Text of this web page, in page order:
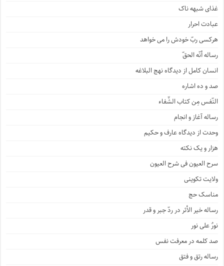
غذای شبهه ناک
عبادت احرار
هرکسی ربّ خودش را می خواهد
رساله أنّه الحقّ
انسان کامل از دیدگاه نهج البلاغه
صد و ده اشاره
النّفس مِن کتاب الشِّفاء
رساله آغاز و انجام
وحدت از دیدگاه عارف و حکیم
هزار و یک نکته
سرح العیون فی شرح العیون
ولایت تکوینی
مناسک حج
رساله خیر الأثر در ردّ جبر و قدر
نورٌ علی نور
صد کلمه در معرفت نفس
رساله رتق و فتق